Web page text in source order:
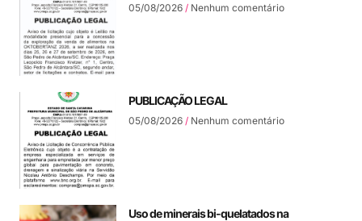
05/08/2026 Nenhum comentário
PUBLICAÇÃO LEGAL
05/08/2026 Nenhum comentário
Uso de minerais bi-quelatados na